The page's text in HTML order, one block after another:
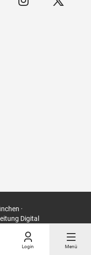
Login Menü
·
Digital